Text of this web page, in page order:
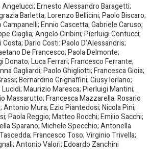
Ernesto Alessandro Baragetti;
Barletta; Lorenzo Bellicini; Paolo Biscaro;
Ennio Cascetta; Gabriele Caruso;
Ciaglia; Angelo Ciribini; Pierluigi Contucci;
Dario Costi: Paolo D’Alessandris;
De Francesco; Paola Delmonte;
Donato; Luca Ferrari; Francesco Ferrante;
Gagliardi; Paolo Ghigliotti; Francesca Gioia;
Bernardino Grignaffini; Giusy Iorlano;
Maurizio Maresca; Pierluigi Mantini;
Massarutto; Francesca Mazzarella; Rosario
Antonio Mura; Ezio Piantedosi; Nicola Pini;
Paola Reggio; Matteo Rocchi; Emilio Sacchi;
Sparano; Michele Specchio; Antonella
Francesco Toso; Virginio Trivella;
Antonio Valori; Edoardo Zanchini